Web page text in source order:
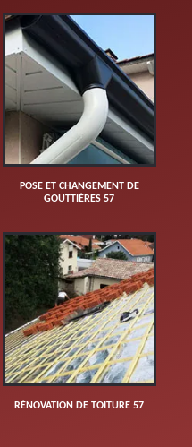
POSE ET CHANGEMENT DE
GOUTTIÈRES 57
RÉNOVATION DE TOITURE 57